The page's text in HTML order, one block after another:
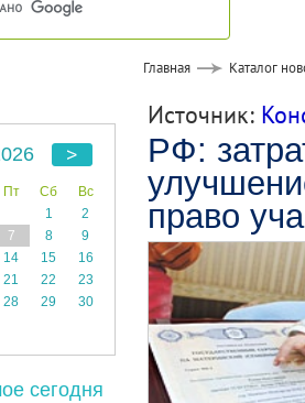
Главная Каталог
Пт Сб
Вс
1
2
7 8
9
14 15
16
21 22
23
28 29
30
сегодня
Источник:
РФ:
право